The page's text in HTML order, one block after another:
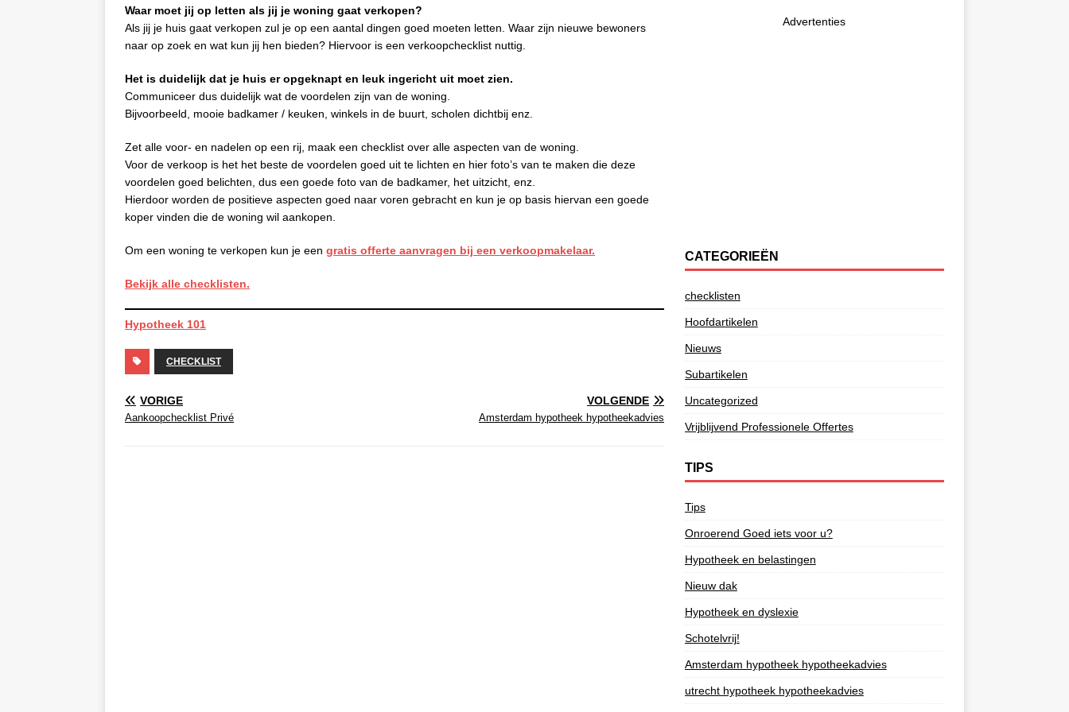
Waar moet jij op letten als jij je woning gaat verkopen?
Als jij je huis gaat verkopen zul je op een aantal dingen goed moeten letten. Waar zijn nieuwe bewoners
naar op zoek en wat kun jij hen bieden? Hiervoor is een verkoopchecklist nuttig.
Het is duidelijk dat je huis er opgeknapt en leuk ingericht uit moet zien.
Communiceer dus duidelijk wat de voordelen zijn van de woning.
Bijvoorbeeld, mooie badkamer / keuken, winkels in de buurt, scholen dichtbij enz.
Zet alle voor- en nadelen op een rij, maak een checklist over alle aspecten van de woning.
Voor de verkoop is het het beste de voordelen goed uit te lichten en hier foto’s van te maken die deze
voordelen goed belichten, dus een goede foto van de badkamer, het uitzicht, enz.
Hierdoor worden de positieve aspecten goed naar voren gebracht en kun je op basis hiervan een goede
koper vinden die de woning wil aankopen.
Om een woning te verkopen kun je een gratis offerte aanvragen bij een verkoopmakelaar.
Bekijk alle checklisten.
Hypotheek 101
CHECKLIST
VORIGE
Aankoopchecklist Privé
VOLGENDE
Amsterdam hypotheek hypotheekadvies
Advertenties
CATEGORIEËN
checklisten
Hoofdartikelen
Nieuws
Subartikelen
Uncategorized
Vrijblijvend Professionele Offertes
TIPS
Tips
Onroerend Goed iets voor u?
Hypotheek en belastingen
Nieuw dak
Hypotheek en dyslexie
Schotelvrij!
Amsterdam hypotheek hypotheekadvies
utrecht hypotheek hypotheekadvies